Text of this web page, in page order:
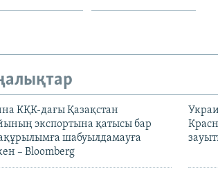
КҚК-дағы Қазақстан
экспортына қатысы бар
шабуылдамауға
– Bloomberg